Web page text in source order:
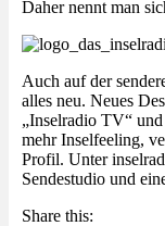
Daher nennt man
Auch auf der
alles neu. Neues
„Inselradio TV“
mehr Inselfeeling,
Profil. Unter
Sendestudio und
Share this: